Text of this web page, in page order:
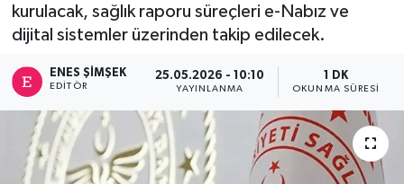
kurulacak, sağlık raporu süreçleri e-Nabız ve
dijital sistemler üzerinden takip edilecek.
ENES ŞIMŞEK
EDITÖR
25.05.2026 - 10:10
YAYINLANMA
1 DK
OKUNMA SÜRESI